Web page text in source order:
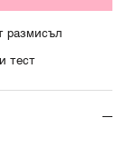
размисъл
тест